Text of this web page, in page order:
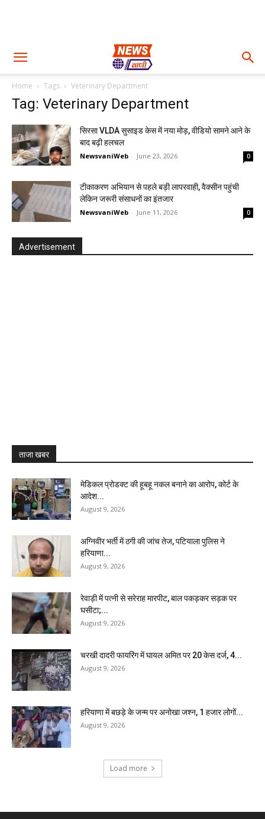
Home Tags Veterinary Department
Tag: Veterinary Department
सिरसा VLDA सुसाइड केस में नया मोड़, वीडियो सामने आने के
बाद बढ़ी हलचल
NewsvaniWeb - June 23, 2026 0
टीकाकरण अभियान से पहले बड़ी लापरवाही, वैक्सीन पहुंची
लेकिन जरूरी संसाधनों का इंतजार
NewsvaniWeb - June 11, 2026 0
Advertisement
ताजा खबर
मेडिकल प्रोडक्ट की हूबहू नकल बनाने का आरोप, कोर्ट के
आदेश...
August 9, 2026
अग्निवीर भर्ती में ठगी की जांच तेज, पटियाला पुलिस ने
हरियाणा...
August 9, 2026
रेवाड़ी में पत्नी से सरेराह मारपीट, बाल पकड़कर सड़क पर
घसीटा;...
August 9, 2026
चरखी दादरी फायरिंग में घायल अमित पर 20 केस दर्ज, 4...
August 9, 2026
हरियाणा में बछड़े के जन्म पर अनोखा जश्न, 1 हजार लोगों...
August 9, 2026
Load more